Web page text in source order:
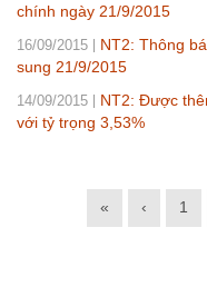
chính ngày 21/9/2015
16/09/2015
NT2: Thông
sung 21/9/2015
14/09/2015
NT2: Được
với tỷ trọng 3,53%
« ‹ 1